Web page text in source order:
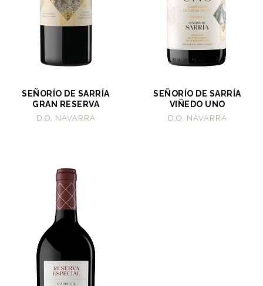
SEÑORÍO DE SARRÍA
GRAN RESERVA
D.O. NAVARRA
SEÑORÍO DE SARRÍA
VIÑEDO UNO
D.O. NAVARRA